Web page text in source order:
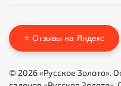
⭐ Отзывы на Яндекс
© 2026 «Русское Золото».